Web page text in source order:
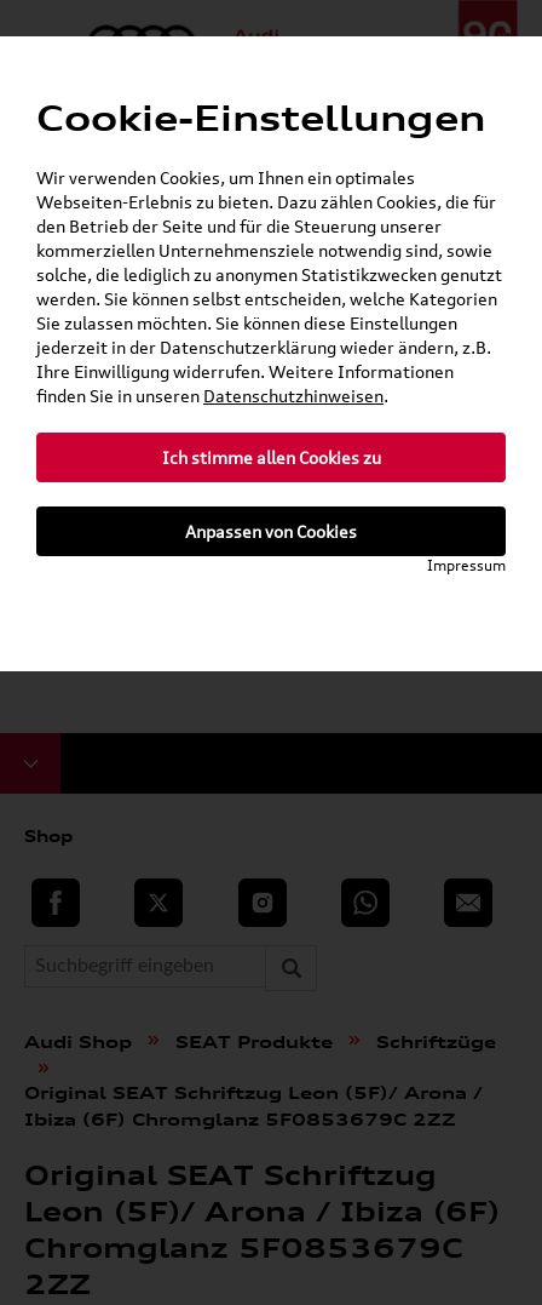
Menü
24h-Pannenhilfe:+49 (0)171 / 870 72 87
Gerade geöffnet
Verkauf:
Mo. - Fr. 08:00 - 19:00 Uhr Sa. 09:00 - 13:00 Uhr
Service:Mo. - Fr. 06:00 - 20:00 Uhr Sa. 08:00 - 13:00 Uhr
Jetzt sparen bei unseren
Dachboxen!
Grundträger zum Schnäppchenpreis
Shop
teilen Twitter Instagram WhatsApp E-Mail
Audi Shop » SEAT Produkte » Schriftzüge
»
Original SEAT Schriftzug Leon (5F)/ Arona /
Ibiza (6F) Chromglanz 5F0853679C 2ZZ
Original SEAT Schriftzug
Leon (5F)/ Arona / Ibiza (6F)
Chromglanz 5F0853679C
2ZZ
Cookie-Einstellungen
Wir verwenden Cookies, um Ihnen ein optimales
Webseiten-Erlebnis zu bieten. Dazu zählen Cookies, die für
den Betrieb der Seite und für die Steuerung unserer
kommerziellen Unternehmensziele notwendig sind, sowie
solche, die lediglich zu anonymen Statistikzwecken genutzt
werden. Sie können selbst entscheiden, welche Kategorien
Sie zulassen möchten. Sie können diese Einstellungen
jederzeit in der Datenschutzerklärung wieder ändern, z.B.
Ihre Einwilligung widerrufen. Weitere Informationen
finden Sie in unseren Datenschutzhinweisen.
Ich stimme allen Cookies zu
Anpassen von Cookies
Impressum